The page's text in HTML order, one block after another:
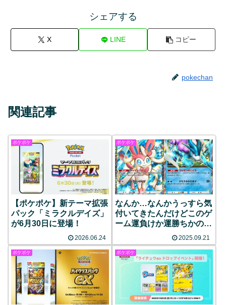
シェアする
X LINE コピー
pokechan
関連記事
ポケポケ
【ポケポケ】新テーマ拡張
パック「ミラクルデイズ」
が6月30日に登場！
2026.06.24
ポケポケ
なんか…なんかうっすら気
付いてきたんだけどこのゲ
ーム運負けか運勝ちかの二
択しか無い…！？
2025.09.21
ポケポケ ポケポケ